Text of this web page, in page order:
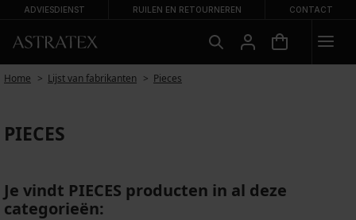
ADVIESDIENST RUILEN EN RETOURNEREN CONTACT
Home Lijst van fabrikanten Pieces
PIECES
Je vindt PIECES producten in al deze
categorieën: